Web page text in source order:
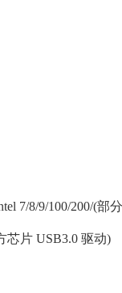
7/8/9/100/200/(
芯片 USB3.0 驱动)